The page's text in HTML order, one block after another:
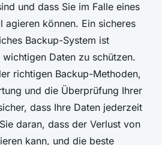
und dass Sie im Falle eines
agieren können. Ein sicheres
Backup-System ist
Daten zu schützen.
richtigen Backup-Methoden,
und die Überprüfung Ihrer
dass Ihre Daten jederzeit
daran, dass der Verlust von
kann, und die beste